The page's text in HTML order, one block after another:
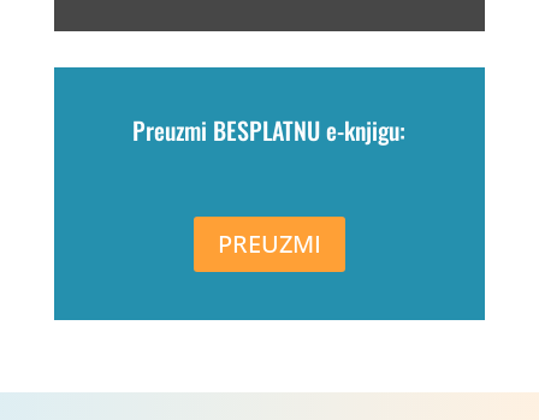
Preuzmi BESPLATNU e-knjigu:
PREUZMI